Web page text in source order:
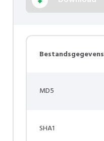
Bestandsgegevens
MD5
SHA1